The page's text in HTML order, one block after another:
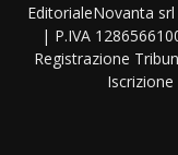
EditorialeNovanta
| P.IVA
Registrazione
Iscrizione